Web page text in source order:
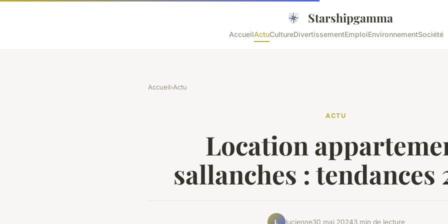
Starshipgamma
AccueilActuCultureDivertissementEmploiEnvironnementSociété
Accueil›Actu
ACTU
Location
sallanches : tendances
L lucienne30 mai 20243 min de lecture